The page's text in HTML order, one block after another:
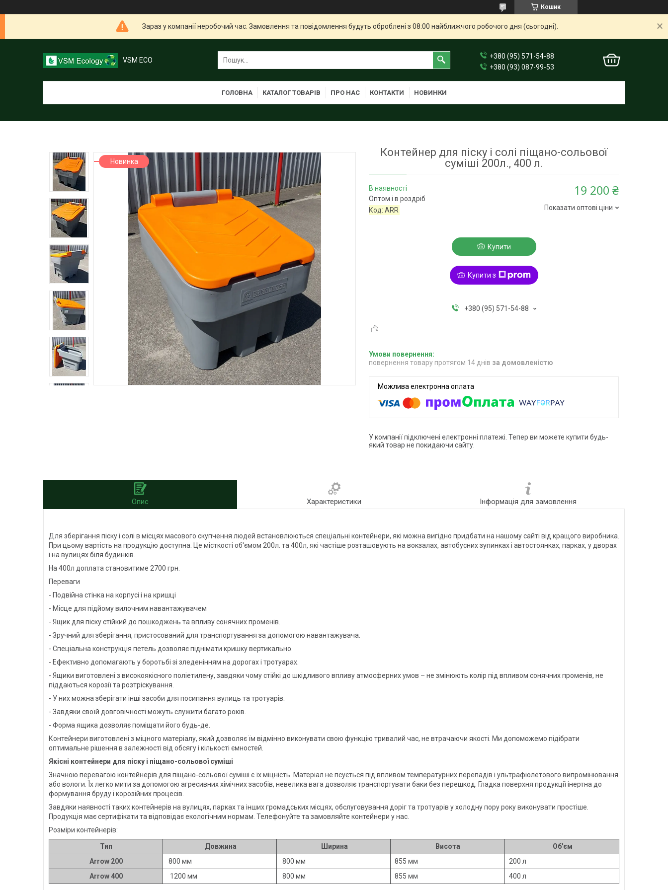
Кошик
Зараз у компанії неробочий час. Замовлення та повідомлення будуть оброблені з 08:00 найближчого робочого дня (сьогодні).
VSM ECO
+380 (95) 571-54-88
+380 (93) 087-99-53
ГОЛОВНА КАТАЛОГ ТОВАРІВ ПРО НАС КОНТАКТИ НОВИНКИ
Новинка
Контейнер для піску і солі піщано-сольової
суміші 200л., 400 л.
В наявності
Оптом і в роздріб
Код:ARR
19 200 ₴
Показати оптові ціни
Купити
Купити з
+380 (95) 571-54-88
повернення товару протягом 14 днів за домовленістю
У компанії підключені електронні платежі. Тепер ви можете купити будь-
який товар не покидаючи сайту.
Опис Характеристики Інформація для замовлення
Для зберігання піску і солі в місцях масового скупчення людей встановлюються спеціальні контейнери, які можна вигідно придбати на нашому сайті від кращого виробника.
При цьому вартість на продукцію доступна. Це місткості об'ємом 200л. та 400л, які частіше розташовують на вокзалах, автобусних зупинках і автостоянках, парках, у дворах
і на вулицях біля будинків.
На 400л доплата становитиме 2700 грн.
Переваги
- Подвійна стінка на корпусі і на кришці
- Місце для підйому вилочним навантажувачем
- Ящик для піску стійкий до пошкоджень та впливу сонячних променів.
- Зручний для зберігання, пристосований для транспортування за допомогою навантажувача.
- Спеціальна конструкція петель дозволяє піднімати кришку вертикально.
- Ефективно допомагають у боротьбі зі зледенінням на дорогах і тротуарах.
- Ящики виготовлені з високоякісного поліетилену, завдяки чому стійкі до шкідливого впливу атмосферних умов – не змінюють колір під впливом сонячних променів, не
піддаються корозії та розтріскування.
- У них можна зберігати інші засоби для посипання вулиць та тротуарів.
- Завдяки своїй довговічності можуть служити багато років.
- Форма ящика дозволяє поміщати його будь-де.
Контейнери виготовлені з міцного матеріалу, який дозволяє їм відмінно виконувати свою функцію тривалий час, не втрачаючи якості. Ми допоможемо підібрати
оптимальне рішення в залежності від обсягу і кількості ємностей.
Якісні контейнери для піску і піщано-сольової суміші
Значною перевагою контейнерів для піщано-сольової суміші є їх міцність. Матеріал не псується під впливом температурних перепадів і ультрафіолетового випромінювання
або вологи. Їх легко мити за допомогою агресивних хімічних засобів, невелика вага дозволяє транспортувати баки без перешкод. Гладка поверхня продукції інертна до
формування бруду і корозійних процесів.
Завдяки наявності таких контейнерів на вулицях, парках та інших громадських місцях, обслуговування доріг та тротуарів у холодну пору року виконувати простіше.
Продукція має сертифікати та відповідає екологічним нормам. Телефонуйте та замовляйте контейнери у нас.
Розміри контейнерів:
Тип Довжина Ширина Висота
Об'єм
Arrow 200
800 мм 800 мм 855 мм
200 л
Arrow 400
1200 мм 800 мм 855 мм 400 л